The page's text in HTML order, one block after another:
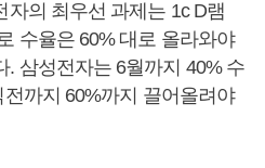
자의 최우선 과제는 1c D램
수율은 60% 대로 올라와야
. 삼성전자는 6월까지 40% 수
까지 60%까지 끌어올려야